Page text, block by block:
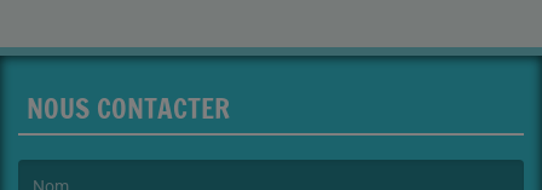
NOUS CONTACTER